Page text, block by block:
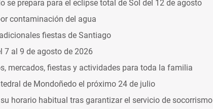
se prepara para el eclipse total de Sol del 12 de agosto
contaminación del agua
fiestas de Santiago
7 al 9 de agosto de 2026
mercados, fiestas y actividades para toda la familia
de Mondoñedo el próximo 24 de julio
horario habitual tras garantizar el servicio de socorrismo